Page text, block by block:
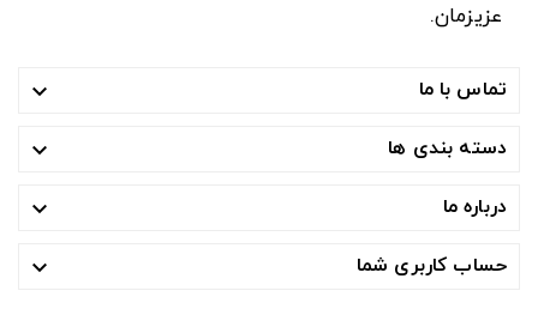
عزیزمان.
تماس با ما 
دسته بندی ها 
درباره ما 
حساب کاربری شما 